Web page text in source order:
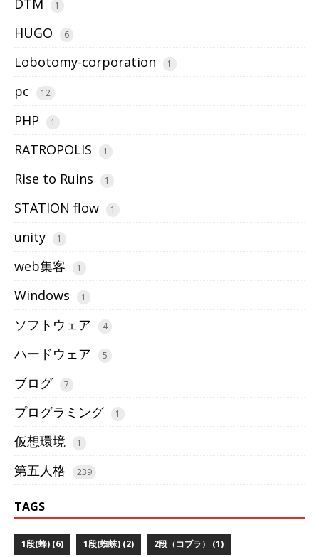
DTM 1
HUGO 6
Lobotomy-corporation 1
pc 12
PHP 1
RATROPOLIS 1
Rise to Ruins 1
STATION flow 1
unity 1
web集客 1
Windows 1
ソフトウェア 4
ハードウェア 5
ブログ 7
プログラミング 1
仮想環境 1
第五人格 239
TAGS
1段(蜂) (6) 1段(蜘蛛) (2) 2段（コブラ） (1)